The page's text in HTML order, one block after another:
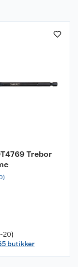
Trebor
)
20)
butikker